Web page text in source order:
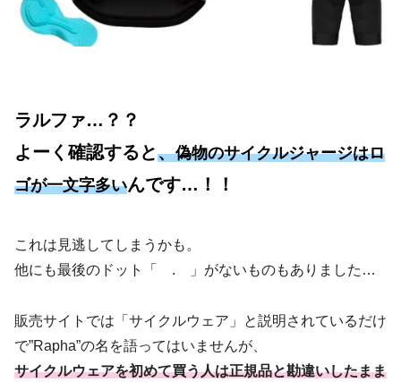
ラルファ…？？
よーく確認すると、偽物のサイクルジャージはロ
ゴが一文字多いんです…！！
これは見逃してしまうかも。
他にも最後のドット「 . 」がないものもありました…
販売サイトでは「サイクルウェア」と説明されているだけ
で”Rapha”の名を語ってはいませんが、
サイクルウェアを初めて買う人は正規品と勘違いしたまま